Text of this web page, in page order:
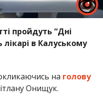
пройдуть “Дні
в Калуському
на голову
Онищук.